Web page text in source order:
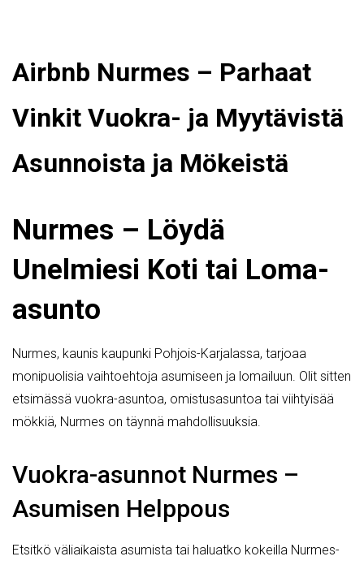
Airbnb Nurmes – Parhaat
Vinkit Vuokra- ja Myytävistä
Asunnoista ja Mökeistä
Nurmes – Löydä
Unelmiesi Koti tai Loma-
asunto
Nurmes, kaunis kaupunki Pohjois-Karjalassa, tarjoaa
monipuolisia vaihtoehtoja asumiseen ja lomailuun. Olit sitten
etsimässä vuokra-asuntoa, omistusasuntoa tai viihtyisää
mökkiä, Nurmes on täynnä mahdollisuuksia.
Vuokra-asunnot Nurmes –
Asumisen Helppous
Etsitkö väliaikaista asumista tai haluatko kokeilla Nurmes-